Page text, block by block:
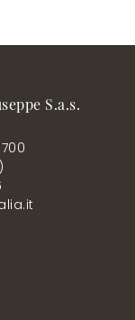
S.a.s.